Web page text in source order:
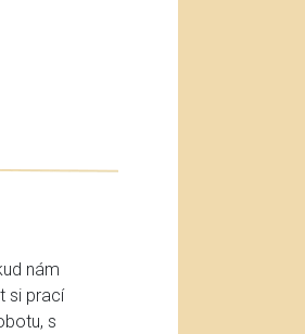
nám
si prací
s